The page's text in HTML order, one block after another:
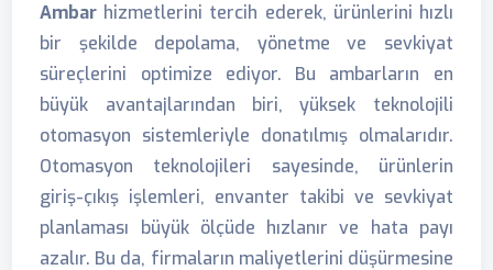
Ambar hizmetlerini tercih ederek, ürünlerini hızlı
bir şekilde depolama, yönetme ve sevkiyat
süreçlerini optimize ediyor. Bu ambarların en
büyük avantajlarından biri, yüksek teknolojili
otomasyon sistemleriyle donatılmış olmalarıdır.
Otomasyon teknolojileri sayesinde, ürünlerin
giriş-çıkış işlemleri, envanter takibi ve sevkiyat
planlaması büyük ölçüde hızlanır ve hata payı
azalır. Bu da, firmaların maliyetlerini düşürmesine